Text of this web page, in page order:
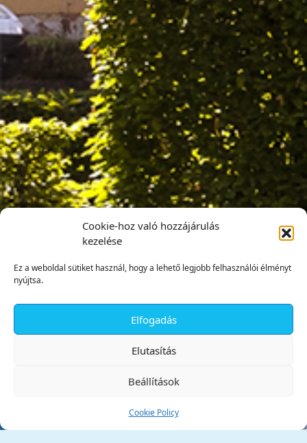
Cookie-hoz való hozzájárulás
kezelése
Ez a weboldal sütiket használ, hogy a lehető legjobb felhasználói élményt
nyújtsa.
Elfogadás
Elutasítás
Beállítások
Cookie Policy
Tata Város Önkormányzata
✕